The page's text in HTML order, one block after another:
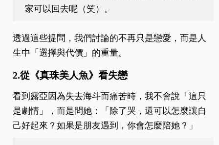
家可以回去呢（笑）。
透過這些提問，我們討論的不再只是戀愛，而是人
生中「選擇與代價」的重量。
2.從《真珠美人魚》看失戀
看到露亞因為失去海斗而痛苦時，我不會說「這只
是劇情」，而是問她：「除了哭，還可以怎麼讓自
己好起來？如果是朋友遇到，你會怎麼陪她？」